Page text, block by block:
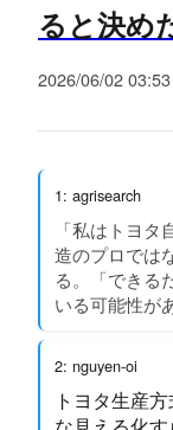
ると決め
2026/06/02 03:53
1: agrisearch
「私はトヨ
造のプロでは
る。「できる
いる可能性が
2: nguyen-oi
トヨタ生産